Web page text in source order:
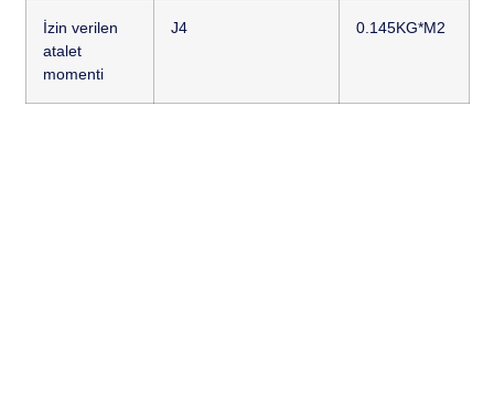
İzin verilen
atalet
momenti
J4 0.145KG*M2